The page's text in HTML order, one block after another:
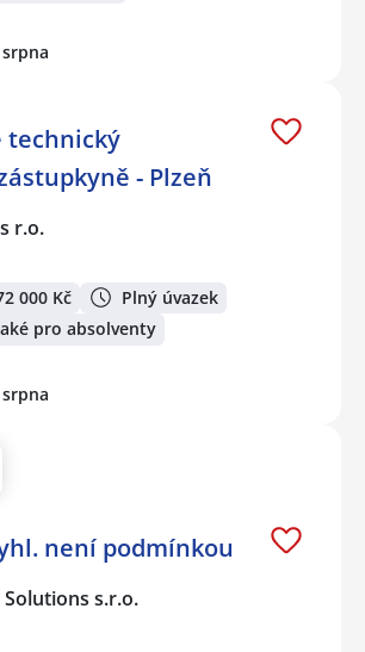
technický
- Plzeň
r.o.
000 Kč
Plný úvazek
pro absolventy
není podmínkou
Solutions s.r.o.